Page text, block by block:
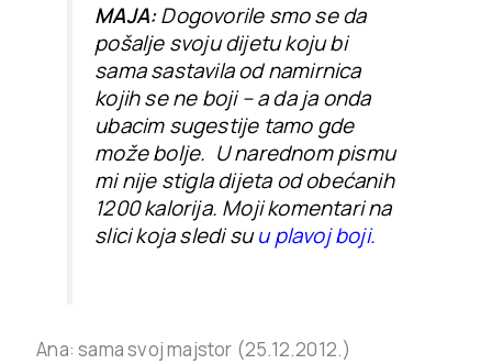
MAJA:Dogovorile smo se da
pošalje svoju dijetu koju bi
sama sastavila od namirnica
kojih se ne boji – a da ja onda
ubacim sugestije tamo gde
može bolje. U narednom pismu
mi nije stigla dijeta od obećanih
1200 kalorija. Moji komentari na
slici koja sledi suu plavoj boji.
Ana: sama svoj majstor (25.12.2012.)